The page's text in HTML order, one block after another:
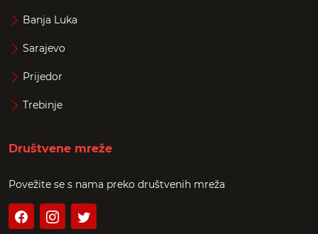
Banja Luka
Sarajevo
Prijedor
Trebinje
Društvene mreže
Povežite se s nama preko društvenih mreža